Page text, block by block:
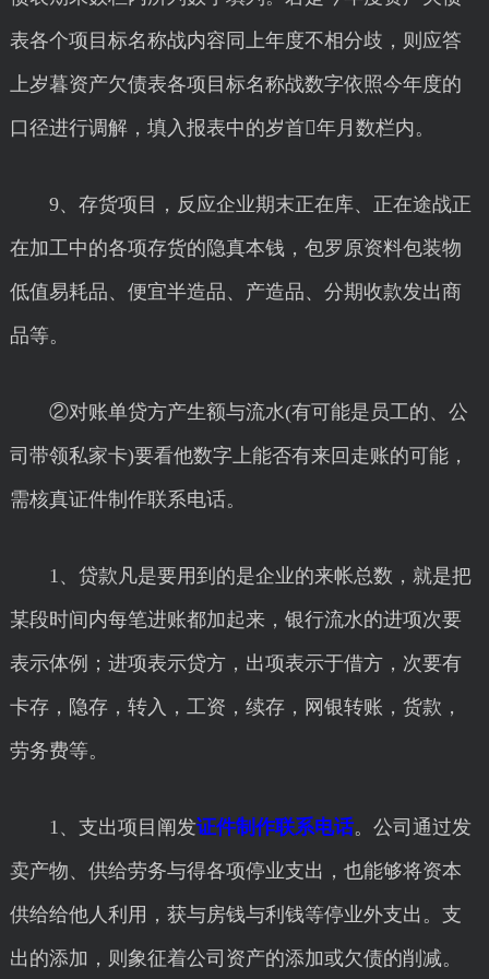
表各个项目标名称战内容同上年度不相分歧，则应答
上岁暮资产欠债表各项目标名称战数字依照今年度的
口径进行调解，填入报表中的岁首年月数栏内。
9、存货项目，反应企业期末正在库、正在途战正
在加工中的各项存货的隐真本钱，包罗原资料包装物
低值易耗品、便宜半造品、产造品、分期收款发出商
品等。
②对账单贷方产生额与流水(有可能是员工的、公
司带领私家卡)要看他数字上能否有来回走账的可能，
需核真证件制作联系电话。
1、贷款凡是要用到的是企业的来帐总数，就是把
某段时间内每笔进账都加起来，银行流水的进项次要
表示体例；进项表示贷方，出项表示于借方，次要有
卡存，隐存，转入，工资，续存，网银转账，货款，
劳务费等。
1、支出项目阐发证件制作联系电话。公司通过发
卖产物、供给劳务与得各项停业支出，也能够将资本
供给给他人利用，获与房钱与利钱等停业外支出。支
出的添加，则象征着公司资产的添加或欠债的削减。